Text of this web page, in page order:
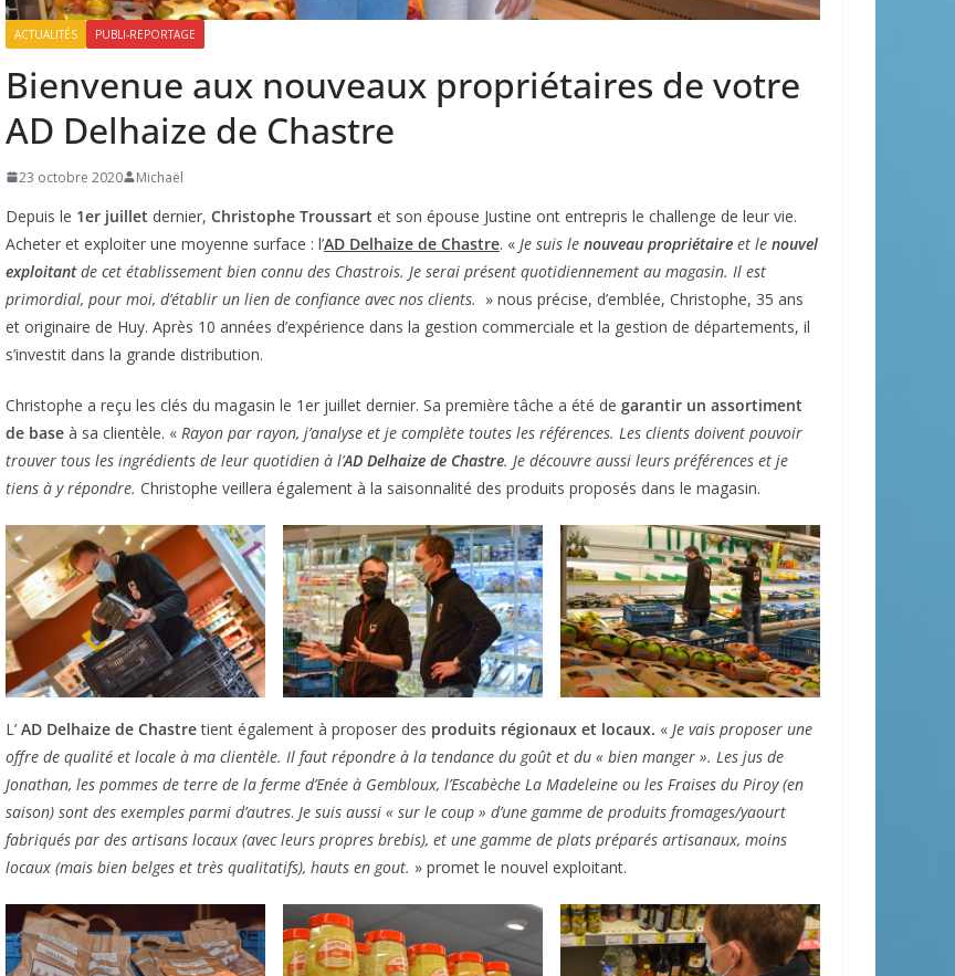
ACTUALITÉS PUBLI-REPORTAGE
Bienvenue aux nouveaux propriétaires de votre
AD Delhaize de Chastre
23 octobre 2020 Michaël
Depuis le 1er juillet dernier, Christophe Troussart et son épouse Justine ont entrepris le challenge de leur vie.
Acheter et exploiter une moyenne surface : l’AD Delhaize de Chastre. « Je suis le nouveau propriétaire et le nouvel
exploitantde cet établissement bien connu des Chastrois. Je serai présent quotidiennement au magasin. Il est
primordial, pour moi, d’établir un lien de confiance avec nos clients. » nous précise, d’emblée, Christophe, 35 ans
et originaire de Huy. Après 10 années d’expérience dans la gestion commerciale et la gestion de départements, il
s’investit dans la grande distribution.
Christophe a reçu les clés du magasin le 1er juillet dernier. Sa première tâche a été de garantir un assortiment
de base à sa clientèle. « Rayon par rayon, j’analyse et je complète toutes les références. Les clients doivent pouvoir
trouver tous les ingrédients de leur quotidien à l’AD Delhaize de Chastre. Je découvre aussi leurs préférences et je
tiens à y répondre. Christophe veillera également à la saisonnalité des produits proposés dans le magasin.
L’ AD Delhaize de Chastretient également à proposer des produits régionaux et locaux. « Je vais proposer une
offre de qualité et locale à ma clientèle. Il faut répondre à la tendance du goût et du « bien manger ». Les jus de
Jonathan, les pommes de terre de la ferme d’Enée à Gembloux, l’Escabèche La Madeleine ou les Fraises du Piroy (en
saison) sont des exemples parmi d’autres. Je suis aussi « sur le coup » d’une gamme de produits fromages/yaourt
fabriqués par des artisans locaux (avec leurs propres brebis), et une gamme de plats préparés artisanaux, moins
locaux (mais bien belges et très qualitatifs), hauts en gout. » promet le nouvel exploitant.